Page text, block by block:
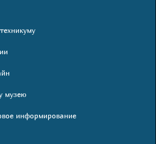
музею
информирование